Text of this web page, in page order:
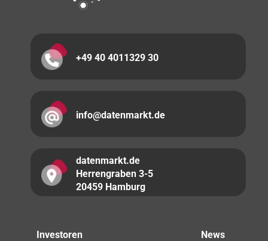
+49 40 4011329 30
info@datenmarkt.de
datenmarkt.de
Herrengraben 3-5
20459 Hamburg
Investoren News